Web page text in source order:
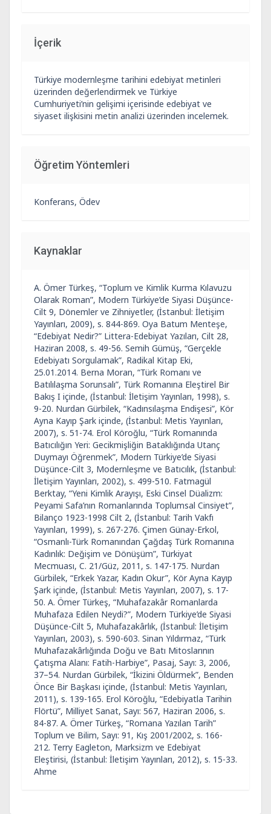
İçerik
Türkiye modernleşme tarihini edebiyat metinleri
üzerinden değerlendirmek ve Türkiye
Cumhuriyeti’nin gelişimi içerisinde edebiyat ve
siyaset ilişkisini metin analizi üzerinden incelemek.
Öğretim Yöntemleri
Konferans, Ödev
Kaynaklar
A. Ömer Türkeş, “Toplum ve Kimlik Kurma Kılavuzu
Olarak Roman”, Modern Türkiye’de Siyasi Düşünce-
Cilt 9, Dönemler ve Zihniyetler, (İstanbul: İletişim
Yayınları, 2009), s. 844-869. Oya Batum Menteşe,
“Edebiyat Nedir?” Littera-Edebiyat Yazıları, Cilt 28,
Haziran 2008, s. 49-56. Semih Gümüş, “Gerçekle
Edebiyatı Sorgulamak”, Radikal Kitap Eki,
25.01.2014. Berna Moran, “Türk Romanı ve
Batılılaşma Sorunsalı”, Türk Romanına Eleştirel Bir
Bakış I içinde, (İstanbul: İletişim Yayınları, 1998), s.
9-20. Nurdan Gürbilek, “Kadınsılaşma Endişesi”, Kör
Ayna Kayıp Şark içinde, (İstanbul: Metis Yayınları,
2007), s. 51-74. Erol Köroğlu, “Türk Romanında
Batıcılığın Yeri: Gecikmişliğin Bataklığında Utanç
Duymayı Öğrenmek”, Modern Türkiye’de Siyasi
Düşünce-Cilt 3, Modernleşme ve Batıcılık, (İstanbul:
İletişim Yayınları, 2002), s. 499-510. Fatmagül
Berktay, “Yeni Kimlik Arayışı, Eski Cinsel Düalizm:
Peyami Safa’nın Romanlarında Toplumsal Cinsiyet”,
Bilanço 1923-1998 Cilt 2, (İstanbul: Tarih Vakfı
Yayınları, 1999), s. 267-276. Çimen Günay-Erkol,
“Osmanlı-Türk Romanından Çağdaş Türk Romanına
Kadınlık: Değişim ve Dönüşüm”, Türkiyat
Mecmuası, C. 21/Güz, 2011, s. 147-175. Nurdan
Gürbilek, “Erkek Yazar, Kadın Okur”, Kör Ayna Kayıp
Şark içinde, (İstanbul: Metis Yayınları, 2007), s. 17-
50. A. Ömer Türkeş, “Muhafazakâr Romanlarda
Muhafaza Edilen Neydi?”, Modern Türkiye’de Siyasi
Düşünce-Cilt 5, Muhafazakârlık, (İstanbul: İletişim
Yayınları, 2003), s. 590-603. Sinan Yıldırmaz, “Türk
Muhafazakârlığında Doğu ve Batı Mitoslarının
Çatışma Alanı: Fatih-Harbiye”, Pasaj, Sayı: 3, 2006,
37–54. Nurdan Gürbilek, “İkizini Öldürmek”, Benden
Önce Bir Başkası içinde, (İstanbul: Metis Yayınları,
2011), s. 139-165. Erol Köroğlu, “Edebiyatla Tarihin
Flörtü”, Milliyet Sanat, Sayı: 567, Haziran 2006, s.
84-87. A. Ömer Türkeş, “Romana Yazılan Tarih”
Toplum ve Bilim, Sayı: 91, Kış 2001/2002, s. 166-
212. Terry Eagleton, Marksizm ve Edebiyat
Eleştirisi, (İstanbul: İletişim Yayınları, 2012), s. 15-33.
Ahme